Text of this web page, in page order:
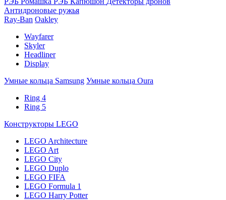
Антидроновые ружья
Ray-Ban Oakley
Wayfarer
Skyler
Headliner
Display
Умные кольца Samsung Умные кольца Oura
Ring 4
Ring 5
Конструкторы LEGO
LEGO Architecture
LEGO Art
LEGO City
LEGO Duplo
LEGO FIFA
LEGO Formula 1
LEGO Harry Potter